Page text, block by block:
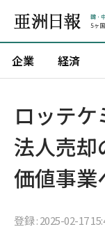
企業 経済
ロッテ
法人売
価値事業
登録 : 2025-02-17